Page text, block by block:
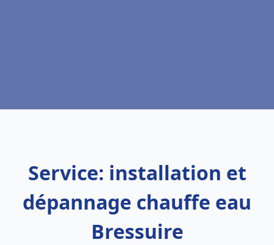
Service: installation et
dépannage chauffe eau
Bressuire